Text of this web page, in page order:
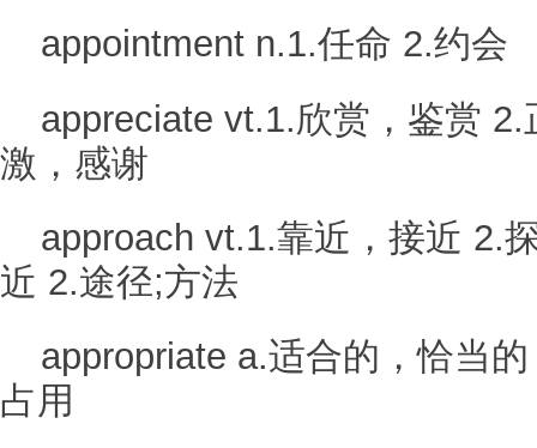
appointment n.1.任命 2.约会
appreciate vt.1.欣赏，鉴赏
激，感谢
approach vt.1.靠近，接近 2.
近 2.途径;方法
appropriate a.适合的，恰当
占用